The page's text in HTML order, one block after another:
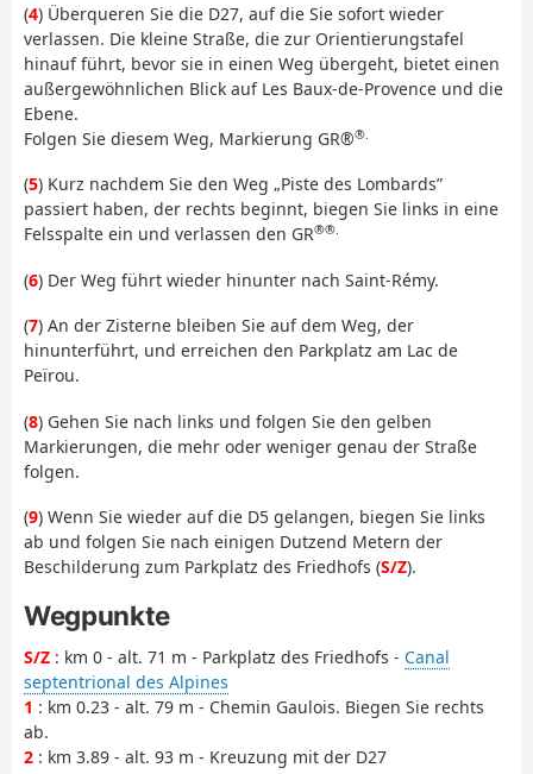
(4) Überqueren Sie die D27, auf die Sie sofort wieder
verlassen. Die kleine Straße, die zur Orientierungstafel
hinauf führt, bevor sie in einen Weg übergeht, bietet einen
außergewöhnlichen Blick auf Les Baux-de-Provence und die
Ebene.
Folgen Sie diesem Weg, Markierung GR®®.
(5) Kurz nachdem Sie den Weg „Piste des Lombards”
passiert haben, der rechts beginnt, biegen Sie links in eine
Felsspalte ein und verlassen den GR®®.
(6) Der Weg führt wieder hinunter nach Saint-Rémy.
(7) An der Zisterne bleiben Sie auf dem Weg, der
hinunterführt, und erreichen den Parkplatz am Lac de
Peïrou.
(8) Gehen Sie nach links und folgen Sie den gelben
Markierungen, die mehr oder weniger genau der Straße
folgen.
(9) Wenn Sie wieder auf die D5 gelangen, biegen Sie links
ab und folgen Sie nach einigen Dutzend Metern der
Beschilderung zum Parkplatz des Friedhofs (S/Z).
Wegpunkte
S/Z : km 0 - alt. 71 m - Parkplatz des Friedhofs - Canal
septentrional des Alpines
1 : km 0.23 - alt. 79 m - Chemin Gaulois. Biegen Sie rechts
ab.
2 : km 3.89 - alt. 93 m - Kreuzung mit der D27